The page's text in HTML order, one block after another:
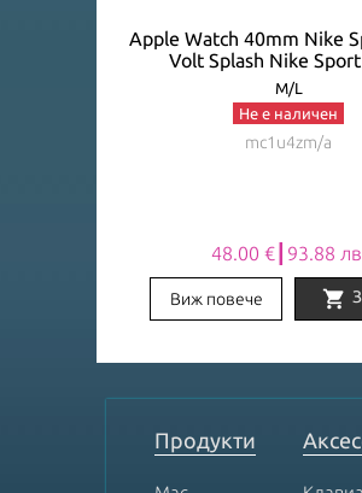
Apple Watch 40mm Nike
Volt Splash Nike
M/L
Не е наличен
mc1u4zm/a
48.00 €┃93.88
Виж повече shopping_cart
1
Продукти